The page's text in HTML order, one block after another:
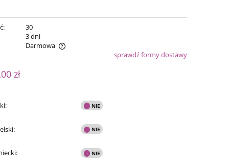
30
3 dni
Darmowa
sprawdź formy dostawy
zł